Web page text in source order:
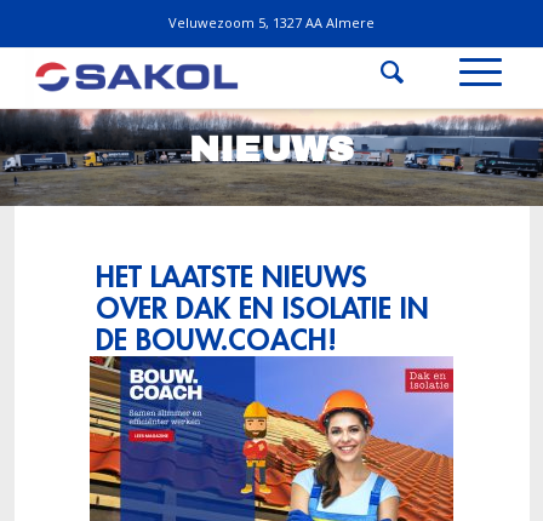
Veluwezoom 5, 1327 AA Almere
NIEUWS
HET LAATSTE NIEUWS
OVER DAK EN ISOLATIE IN
DE BOUW.COACH!